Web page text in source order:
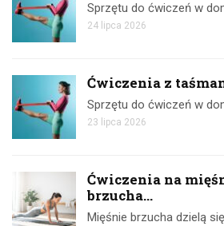
Sprzętu do ćwiczeń w
24 lipca 2026
Ćwiczenia z
Sprzętu do ćwiczeń w
23 lipca 2026
Ćwiczenia na
brzucha...
Mięśnie brzucha dzielą